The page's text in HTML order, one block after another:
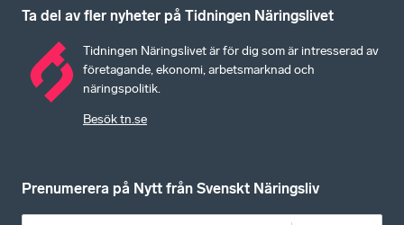
Ta del av fler nyheter på Tidningen Näringslivet
Tidningen Näringslivet är för dig som är intresserad av
företagande, ekonomi, arbetsmarknad och
näringspolitik.
Besök tn.se
Prenumerera på Nytt från Svenskt Näringsliv